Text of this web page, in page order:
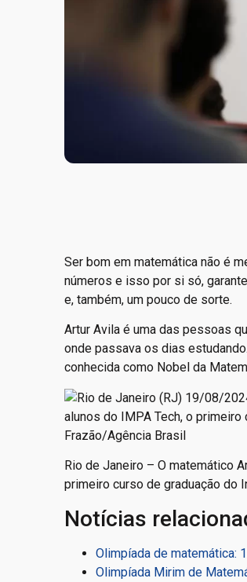
Ser bom em matemática não é
números e isso por si só,
e, também, um pouco de sorte.
Artur Avila é uma das pessoas
onde passava os dias
conhecida como Nobel da
Rio de Janeiro – O matemático
primeiro curso de graduação do
Notícias
Olimpíada de matemática:
Olimpíada Mirim de